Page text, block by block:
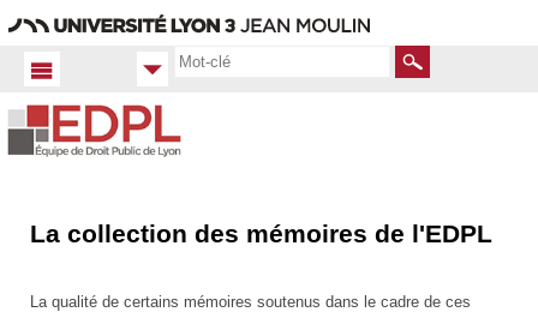
Rechercher
Accueil FR
scientifiques
La collection des mémoires de l'EDPL
La qualité de certains mémoires soutenus dans le cadre de ces